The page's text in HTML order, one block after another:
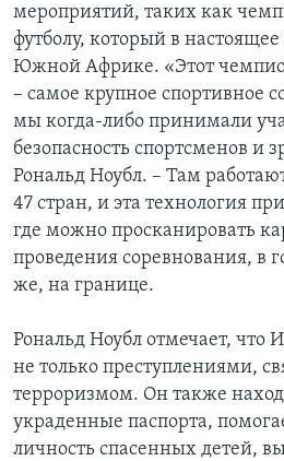
мероприятий, таких как
футболу, который в
Южной Африке. «Этот
– самое крупное спортивное
мы когда-либо принимали
безопасность спортсменов и
Рональд Ноубл. – Там
47 стран, и эта технология
где можно просканировать
проведения соревнования, в
же, на границе.
Рональд Ноубл отмечает, что
не только преступлениями,
терроризмом. Он также
украденные паспорта,
личность спасенных детей,